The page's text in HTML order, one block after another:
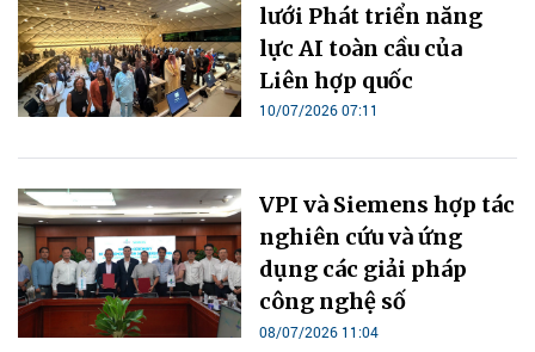
lưới Phát triển năng
lực AI toàn cầu của
Liên hợp quốc
10/07/2026 07:11
VPI và Siemens hợp tác
nghiên cứu và ứng
dụng các giải pháp
công nghệ số
08/07/2026 11:04